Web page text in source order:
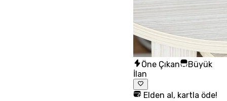
Öne Çıkan
Büyük
İlan
Elden al, kartla öde!